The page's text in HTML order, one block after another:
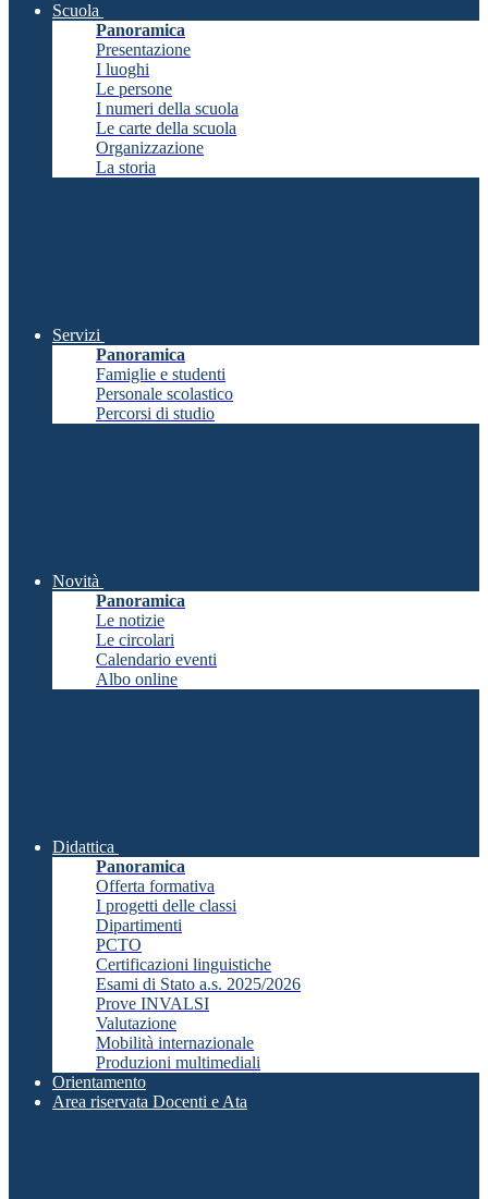
Scuola
Panoramica
Presentazione
I luoghi
Le persone
I numeri della scuola
Le carte della scuola
Organizzazione
La storia
Servizi
Panoramica
Famiglie e studenti
Personale scolastico
Percorsi di studio
Novità
Panoramica
Le notizie
Le circolari
Calendario eventi
Albo online
Didattica
Panoramica
Offerta formativa
I progetti delle classi
Dipartimenti
PCTO
Certificazioni linguistiche
Esami di Stato a.s. 2025/2026
Prove INVALSI
Valutazione
Mobilità internazionale
Produzioni multimediali
Orientamento
Area riservata Docenti e Ata